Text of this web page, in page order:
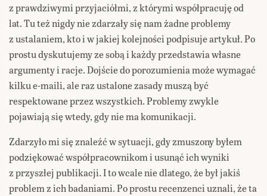
z prawdziwymi przyjaciółmi, z którymi współpracuję od
lat. Tu też nigdy nie zdarzały się nam żadne problemy
z ustalaniem, kto i w jakiej kolejności podpisuje artykuł. Po
prostu dyskutujemy ze sobą i każdy przedstawia własne
argumenty i racje. Dojście do porozumienia może wymagać
kilku e-maili, ale raz ustalone zasady muszą być
respektowane przez wszystkich. Problemy zwykle
pojawiają się wtedy, gdy nie ma komunikacji.
Zdarzyło mi się znaleźć w sytuacji, gdy zmuszony byłem
podziękować współpracownikom i usunąć ich wyniki
z przyszłej publikacji. I to wcale nie dlatego, że był jakiś
problem z ich badaniami. Po prostu recenzenci uznali, że ta